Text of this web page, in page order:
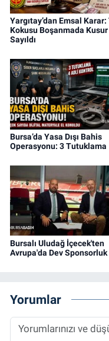
Yargıtay’dan Emsal Karar:
Kokusu Boşanmada Kusur
Sayıldı
Bursa’da Yasa Dışı Bahis
Operasyonu: 3 Tutuklama
Bursalı Uludağ İçecek'ten
Avrupa'da Dev Sponsorluk
Yorumlar